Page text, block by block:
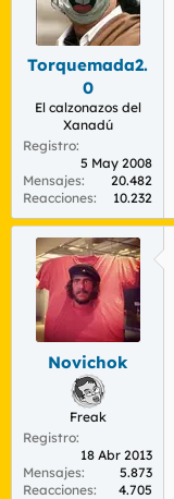
Torquemada2.
0
El calzonazos del
Xanadú
Registro
5 May 2008
Mensajes
20.482
Reacciones
10.232
Novichok
Freak
Registro
18 Abr 2013
Mensajes
5.873
Reacciones
4.705